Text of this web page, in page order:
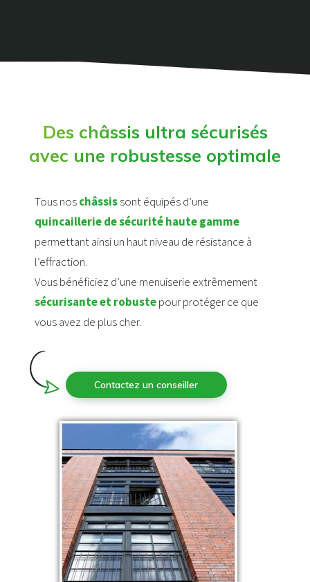
Des châssis ultra sécurisés
avec une robustesse optimale
Tous noschâssissont équipés d’une
quincaillerie de sécurité haute gamme
permettant ainsi un haut niveau de résistance à
l’effraction.
Vous bénéficiez d’une menuiserie extrêmement
sécurisante et robustepour protéger ce que
vous avez de plus cher.
Contactez un conseiller